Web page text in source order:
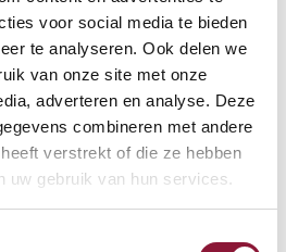
voor social media te bieden
te analyseren. Ook delen we
van onze site met onze
adverteren en analyse. Deze
combineren met andere
verstrekt of die ze hebben
uw gebruik van hun services.